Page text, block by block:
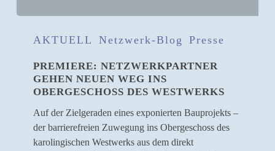
Netzwerkpartner
neuen
Weg
Obergeschoss
Westwerks
AKTUELL Netzwerk-Blog Presse
PREMIERE: NETZWERKPARTNER
GEHEN NEUEN WEG INS
OBERGESCHOSS DES WESTWERKS
Auf der Zielgeraden eines exponierten Bauprojekts –
der barrierefreien Zuwegung ins Obergeschoss des
karolingischen Westwerks aus dem direkt